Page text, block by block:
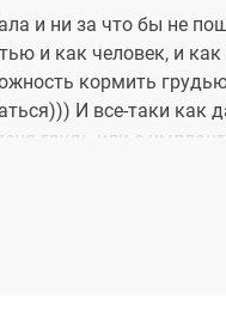
и ни за что бы не
и как человек, и
кормить
И все-таки
грудь или с